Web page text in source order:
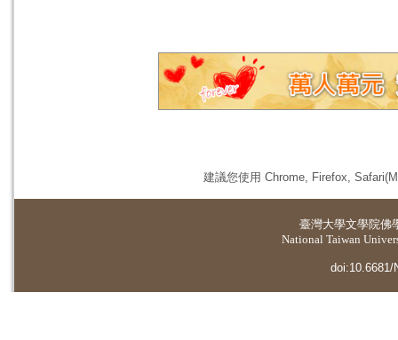
建議您使用 Chrome, Firefox,
臺灣大學文學院佛
National Taiwan
doi:10.6681/